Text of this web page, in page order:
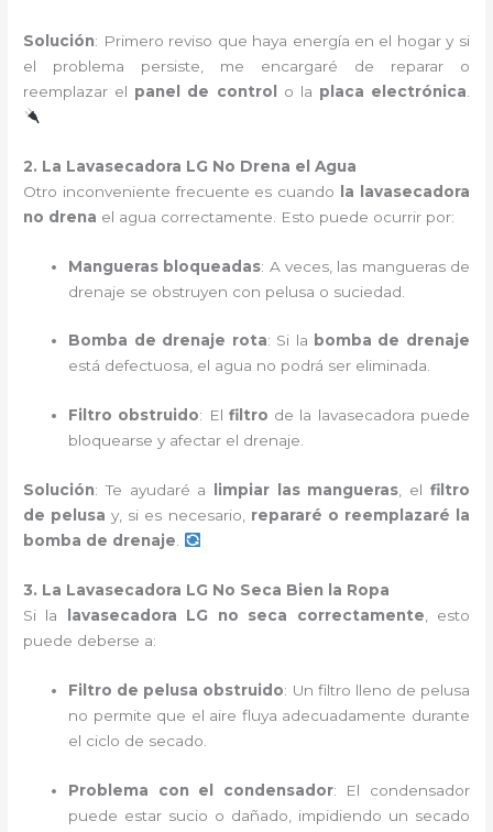
Solución: Primero reviso que haya energía en el hogar y si
el problema persiste, me encargaré de reparar o
reemplazar el panel de control o la placa electrónica
2. La Lavasecadora LG No Drena el Agua
Otro inconveniente frecuente es cuando
la lavasecadora
no drena el agua correctamente. Esto puede ocurrir por:
Mangueras bloqueadas: A veces, las mangueras de
drenaje se obstruyen con pelusa o suciedad.
Bomba de drenaje rota: Si la bomba de drenaje
está defectuosa, el agua no podrá ser eliminada.
Filtro obstruido: El filtro de la lavasecadora puede
bloquearse y afectar el drenaje.
Solución: Te ayudaré a limpiar las mangueras , el filtro
de pelusa y, si es necesario, repararé o reemplazaré la
bomba de drenaje
3. La Lavasecadora LG No Seca Bien la Ropa
Si la
lavasecadora LG no seca correctamente , esto
puede deberse a:
Filtro de pelusa obstruido: Un filtro lleno de pelusa
no permite que el aire fluya adecuadamente durante
el ciclo de secado.
Problema con el condensador: El condensador
puede estar sucio o dañado, impidiendo un secado